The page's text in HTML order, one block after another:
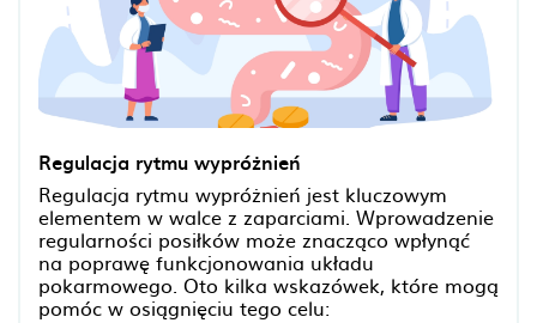
Regulacja rytmu wypróżnień
Regulacja rytmu wypróżnień jest kluczowym
elementem w walce z zaparciami. Wprowadzenie
regularności posiłków może znacząco wpłynąć
na poprawę funkcjonowania układu
pokarmowego. Oto kilka wskazówek, które mogą
pomóc w osiągnięciu tego celu: